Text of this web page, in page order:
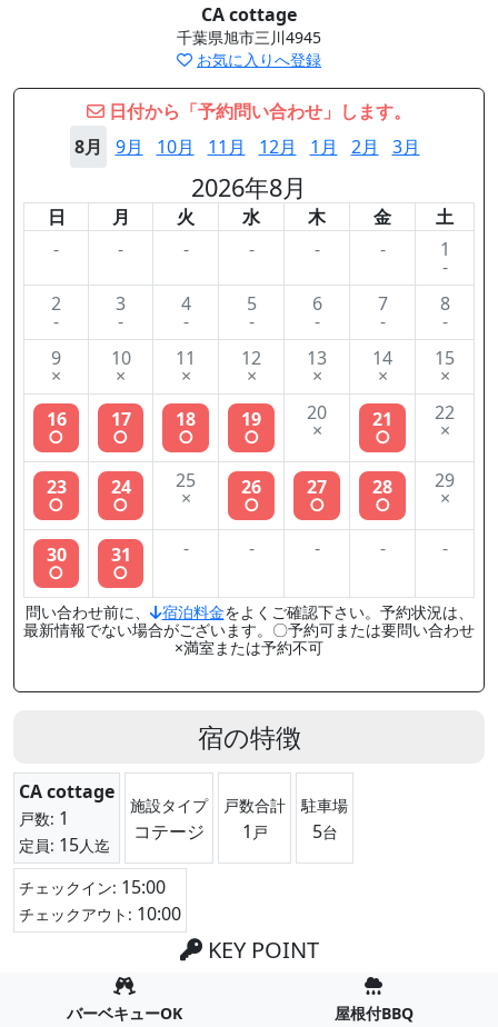
CA cottage
千葉県旭市三川4945
お気に入りへ登録
日付から「予約問い合わせ」します。
8月
9月 10月 11月 12月 1月 2月 3月
2026年8月
日 月 火 水 木 金
土
-
- - - - - 1
-
2
-
3
-
4
-
5
-
6
-
7
-
8
-
9
×
10
×
11
×
12
×
13
×
14
×
15
×
16
○
17
○
18
○
19
○
20
× 21
○
22
×
23
○
24
○
25
× 26
○
27
○
28
○
29
×
30
○
31
○
- - - - -
問い合わせ前に、 宿泊料金をよくご確認下さい。予約状況は、
最新情報でない場合がございます。〇予約可または要問い合わせ
×満室または予約不可
宿の特徴
CA cottage
戸数: 1
定員: 15人迄
施設タイプ
コテージ
戸数合計
1 戸
駐車場
5台
チェックイン: 15:00
チェックアウト: 10:00
KEY POINT
バーベキューOK 屋根付BBQ